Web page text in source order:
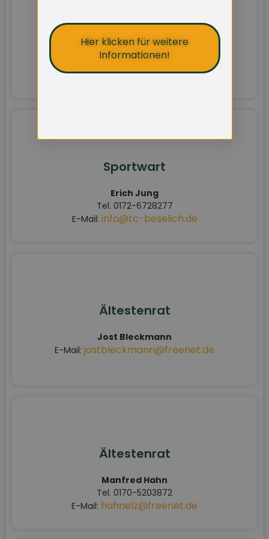
Jugendwartin
Marie-Christine Mai
Tel. 0176-61334630
E-Mail:marie-christine.mai@web.de
Sportwart
Erich Jung
Tel. 0172-6728277
E-Mail: info@tc-beselich.de
Ältestenrat
Jost Bleckmann
E-Mail: jostbleckmann@freenet.de
Ältestenrat
Manfred Hahn
Tel. 0170-5203872
E-Mail: hahnelz@freenet.de
Hier klicken für weitere
Informationen!